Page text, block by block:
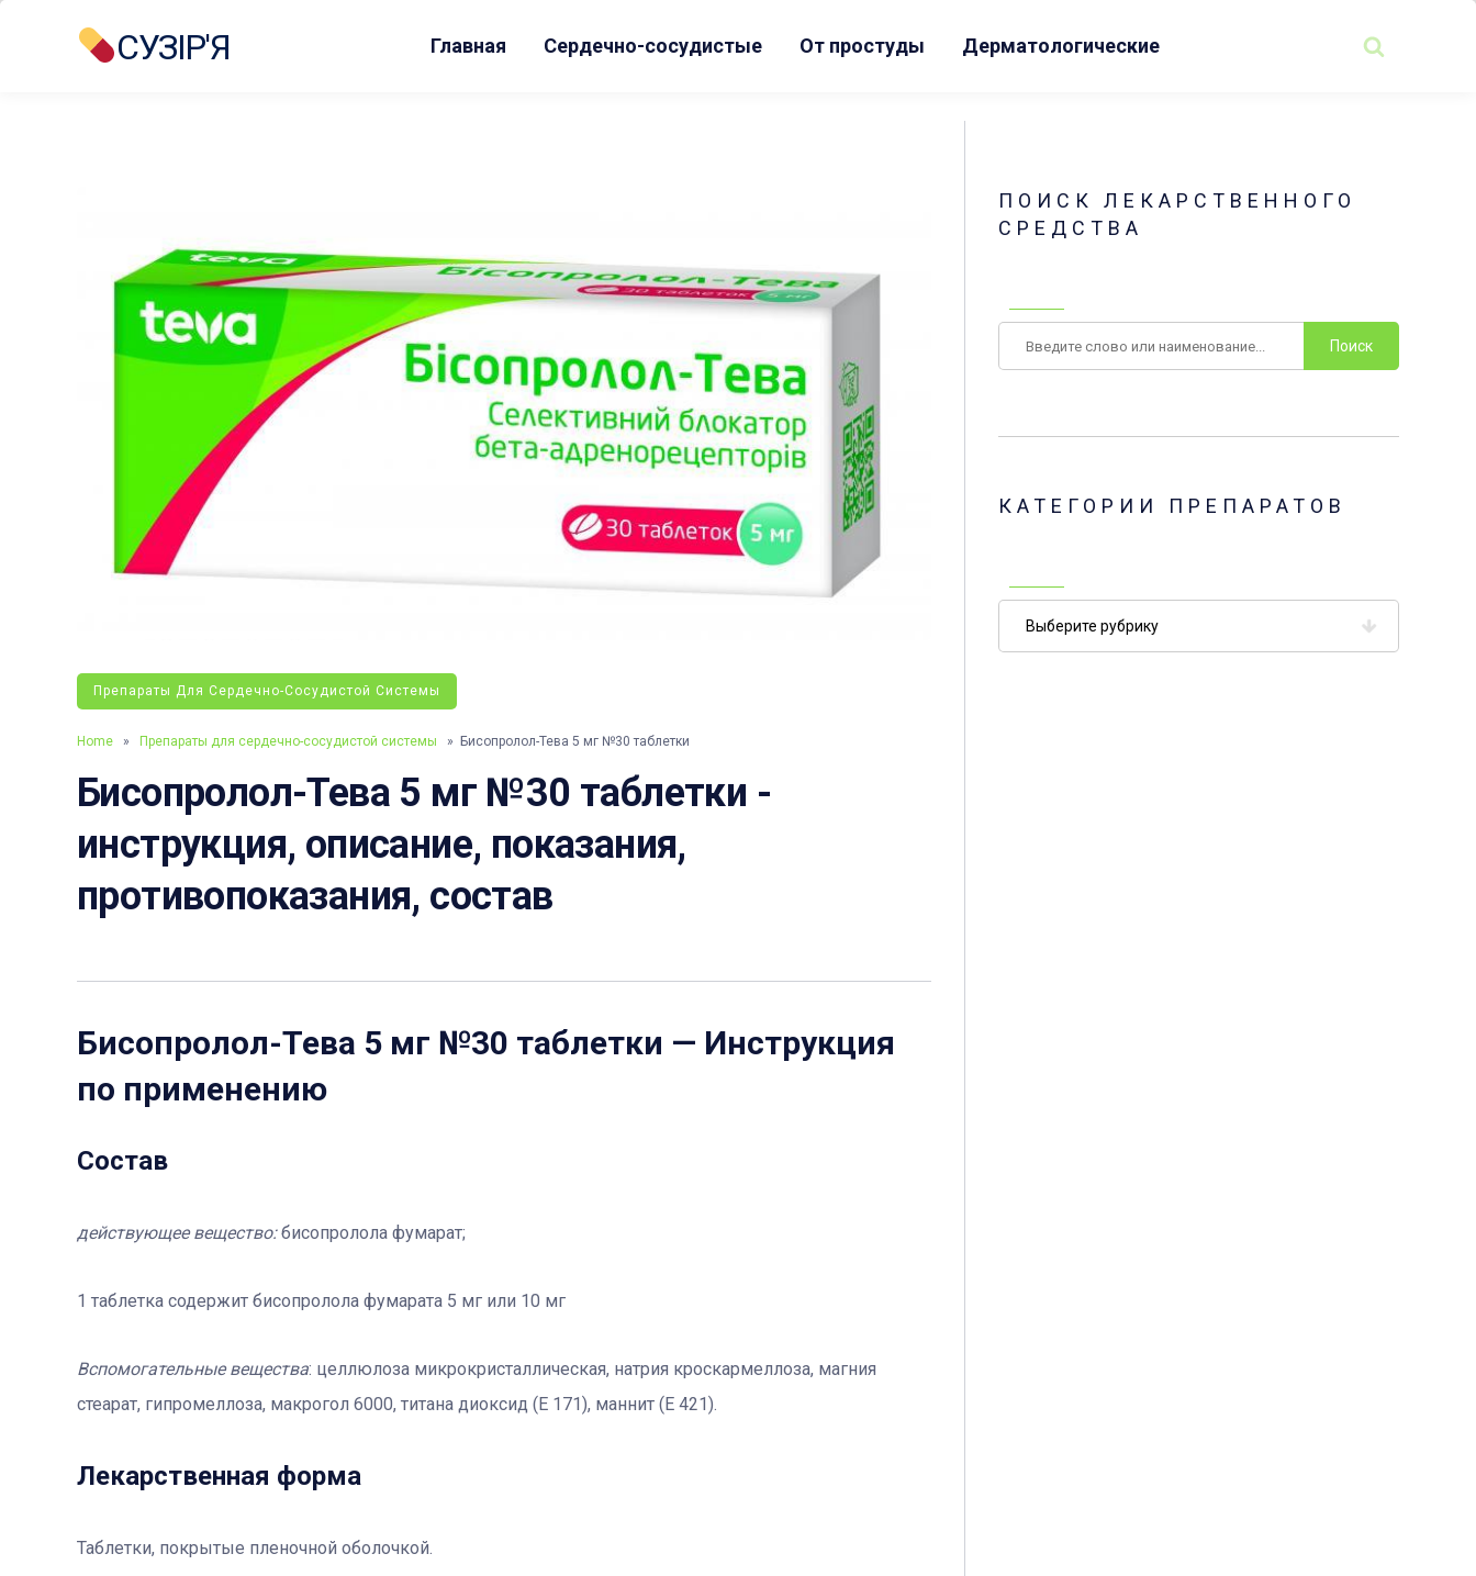
СУЗІР'Я Главная Сердечно-сосудистые От простуды Дерматологические
Препараты Для Сердечно-Сосудистой Системы
Home » Препараты для сердечно-сосудистой системы » Бисопролол-Тева 5 мг №30 таблетки
Бисопролол-Тева 5 мг №30 таблетки -
инструкция, описание, показания,
противопоказания, состав
Бисопролол-Тева 5 мг №30 таблетки — Инструкция
по применению
Состав
действующее вещество:бисопролола фумарат;
1 таблетка содержит бисопролола фумарата 5 мг или 10 мг
Вспомогательные вещества: целлюлоза микрокристаллическая, натрия кроскармеллоза, магния
стеарат, гипромеллоза, макрогол 6000, титана диоксид (Е 171), маннит (Е 421).
Лекарственная форма
Таблетки, покрытые пленочной оболочкой.
ПОИСК ЛЕКАРСТВЕННОГО
СРЕДСТВА
КАТЕГОРИИ ПРЕПАРАТОВ
препаратов